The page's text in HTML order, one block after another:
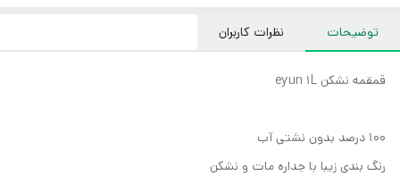
توضیحات نظرات کاربران
قمقمه نشکن eyun 1L
100 درصد بدون نشتی آب
رنگ بندی زیبا با جداره مات و نشکن